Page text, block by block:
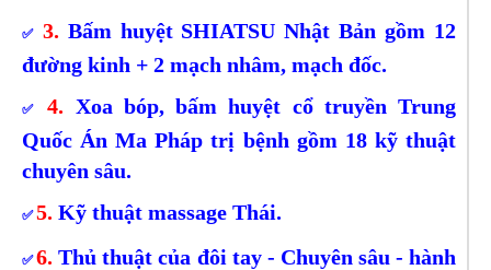
✅ 3. Bấm huyệt SHIATSU Nhật Bản gồm 12
đường kinh + 2 mạch nhâm, mạch đốc.
✅4. Xoa bóp, bấm huyệt cổ truyền Trung
Quốc Án Ma Pháp trị bệnh gồm 18 kỹ thuật
chuyên sâu.
✅5. Kỹ thuật massage Thái.
✅6. Thủ thuật của đôi tay - Chuyên sâu - hành